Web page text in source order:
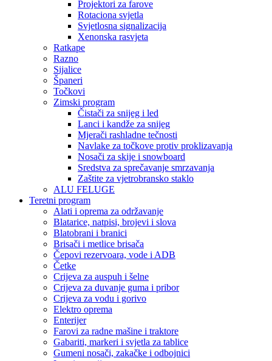
Projektori za farove
Rotaciona svjetla
Svjetlosna signalizacija
Xenonska rasvjeta
Ratkape
Razno
Sijalice
Španeri
Točkovi
Zimski program
Čistači za snijeg i led
Lanci i kandže za snijeg
Mjerači rashladne tečnosti
Navlake za točkove protiv proklizavanja
Nosači za skije i snowboard
Sredstva za sprečavanje smrzavanja
Zaštite za vjetrobransko staklo
ALU FELUGE
Teretni program
Alati i oprema za održavanje
Blatarice, natpisi, brojevi i slova
Blatobrani i branici
Brisači i metlice brisača
Čepovi rezervoara, vode i ADB
Četke
Crijeva za auspuh i šelne
Crijeva za duvanje guma i pribor
Crijeva za vodu i gorivo
Elektro oprema
Enterijer
Farovi za radne mašine i traktore
Gabariti, markeri i svjetla za tablice
Gumeni nosači, zakačke i odbojnici